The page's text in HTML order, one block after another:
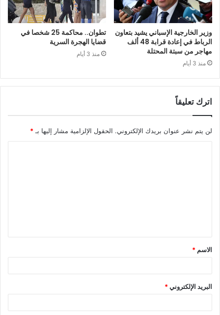
وزير الخارجية الإسباني يشيد بتعاون
الرباط في إعادة قرابة 48 ألف
مهاجر من سبتة المحتلة
منذ 3 أيام
تطوان.. محاكمة 25 شخصا في
قضايا الهجرة السرية
منذ 3 أيام
اترك تعليقاً
لن يتم نشر عنوان بريدك الإلكتروني. الحقول الإلزامية مشار إليها بـ *
ق
*
الاسم *
البريد الإلكتروني*